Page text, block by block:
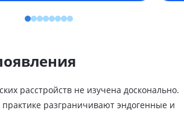
расстройств не изучена досконально.
разграничивают эндогенные и